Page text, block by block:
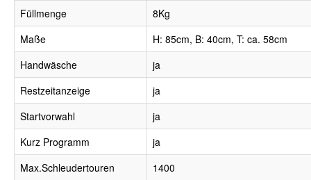
Füllmenge
8Kg
Maße
H: 85cm, B: 40cm, T: ca. 58cm
Handwäsche
ja
Restzeitanzeige
ja
Startvorwahl
ja
Kurz Programm
ja
Max.Schleudertouren
1400